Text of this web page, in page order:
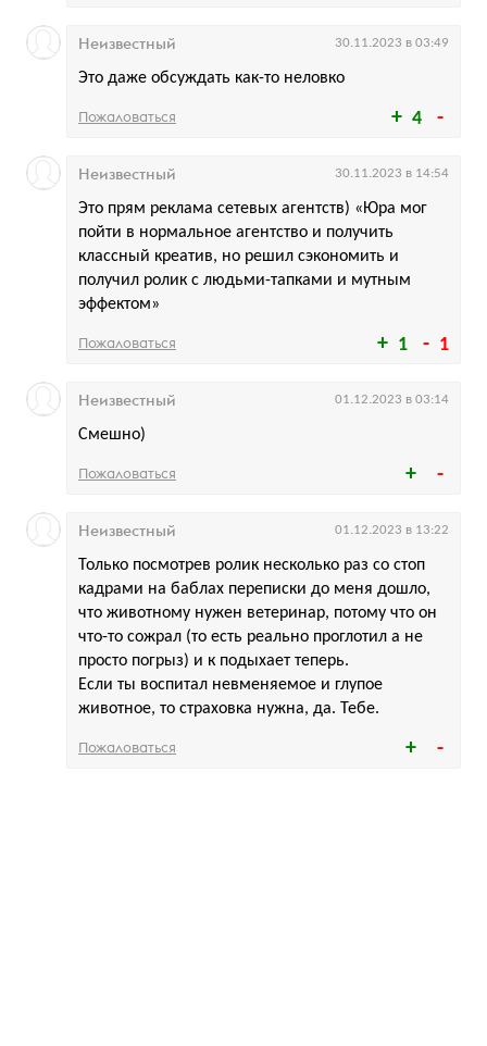
4
Это даже обсуждать как-то неловко
Неизвестный 30.11.2023 в 03:49
Пожаловаться
1 1
Это прям реклама сетевых агентств) «Юра мог
пойти в нормальное агентство и получить
классный креатив, но решил сэкономить и
получил ролик с людьми-тапками и мутным
эффектом»
Неизвестный 30.11.2023 в 14:54
Пожаловаться
Смешно)
Неизвестный 01.12.2023 в 03:14
Пожаловаться
Только посмотрев ролик несколько раз со стоп
кадрами на баблах переписки до меня дошло,
что животному нужен ветеринар, потому что он
что-то сожрал (то есть реально проглотил а не
просто погрыз) и к подыхает теперь.
Если ты воспитал невменяемое и глупое
животное, то страховка нужна, да. Тебе.
Неизвестный 01.12.2023 в 13:22
Пожаловаться